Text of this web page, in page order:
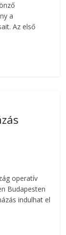
a
Az első
operatív
Budapesten
indulhat el